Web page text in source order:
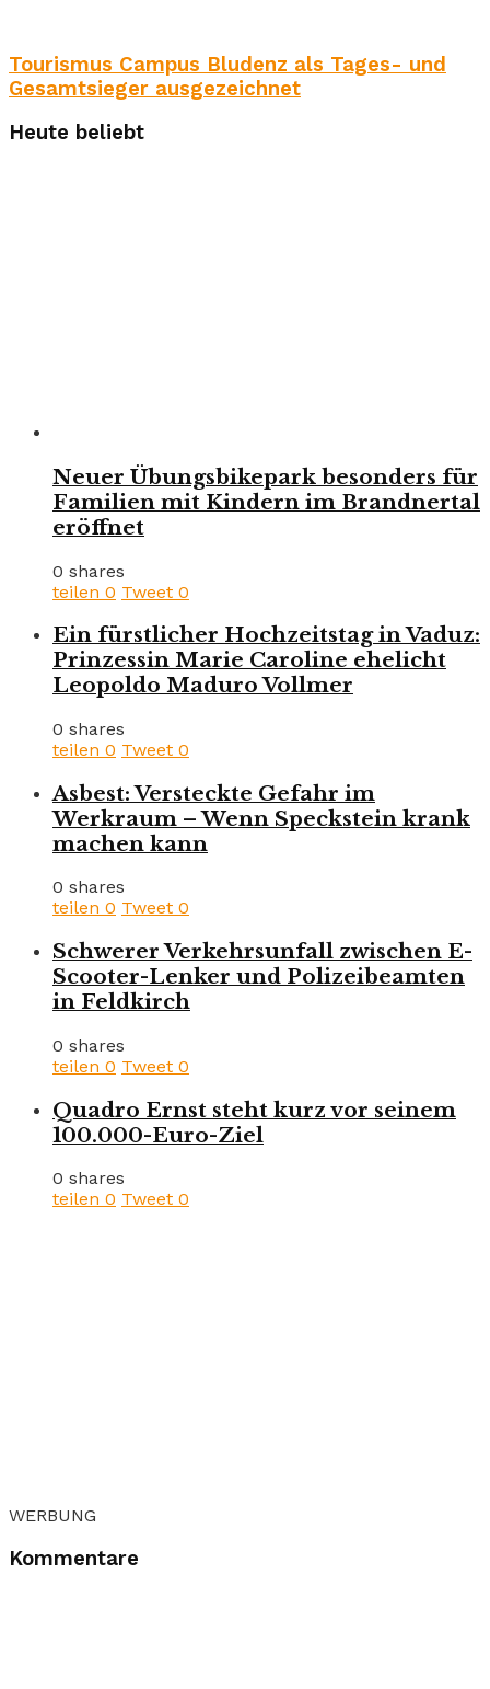
Tourismus Campus Bludenz als Tages- und
Gesamtsieger ausgezeichnet
Heute beliebt
Neuer Übungsbikepark besonders für
Familien mit Kindern im Brandnertal
eröffnet
0 shares
teilen 0 Tweet 0
Ein fürstlicher Hochzeitstag in Vaduz:
Prinzessin Marie Caroline ehelicht
Leopoldo Maduro Vollmer
0 shares
teilen 0 Tweet 0
Asbest: Versteckte Gefahr im
Werkraum – Wenn Speckstein krank
machen kann
0 shares
teilen 0 Tweet 0
Schwerer Verkehrsunfall zwischen E-
Scooter-Lenker und Polizeibeamten
in Feldkirch
0 shares
teilen 0 Tweet 0
Quadro Ernst steht kurz vor seinem
100.000-Euro-Ziel
0 shares
teilen 0 Tweet 0
WERBUNG
Kommentare